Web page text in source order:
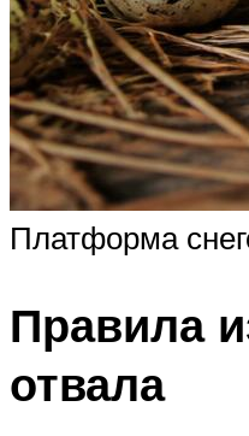
Платформа
Правила
отвала